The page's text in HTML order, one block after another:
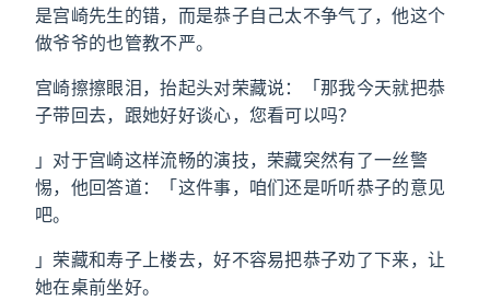
是宫崎先生的错，而是恭子自己太不争气了，他这个
做爷爷的也管教不严。
宫崎擦擦眼泪，抬起头对荣藏说：「那我今天就把恭
子带回去，跟她好好谈心，您看可以吗？
」对于宫崎这样流畅的演技，荣藏突然有了一丝警
惕，他回答道：「这件事，咱们还是听听恭子的意见
吧。
」荣藏和寿子上楼去，好不容易把恭子劝了下来，让
她在桌前坐好。